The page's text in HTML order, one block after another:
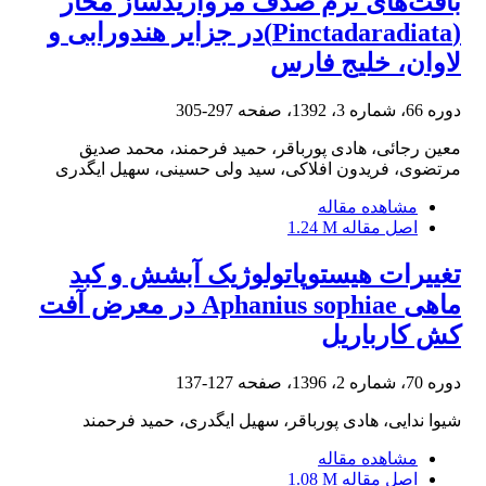
(Pinctadaradiata)در جزایر هندورابی و
لاوان، خلیج فارس
دوره 66، شماره 3، 1392، صفحه 297-305
معین رجائی، هادی پورباقر، حمید فرحمند، محمد صدیق
مرتضوی، فریدون افلاکی، سید ولی حسینی، سهیل ایگدری
مشاهده مقاله
اصل مقاله 1.24 M
تغییرات هیستوپاتولوژیک آبشش و کبد
ماهی Aphanius sophiae در معرض آفت
کش کارباریل
دوره 70، شماره 2، 1396، صفحه 127-137
شیوا ندایی، هادی پورباقر، سهیل ایگدری، حمید فرحمند
مشاهده مقاله
اصل مقاله 1.08 M